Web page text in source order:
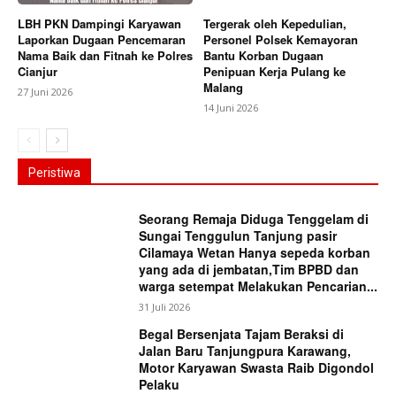
LBH PKN Dampingi Karyawan
Laporkan Dugaan Pencemaran
Nama Baik dan Fitnah ke Polres
Cianjur
27 Juni 2026
Tergerak oleh Kepedulian,
Personel Polsek Kemayoran
Bantu Korban Dugaan
Penipuan Kerja Pulang ke
Malang
14 Juni 2026
Peristiwa
Seorang Remaja Diduga Tenggelam di
Sungai Tenggulun Tanjung pasir
Cilamaya Wetan Hanya sepeda korban
yang ada di jembatan,Tim BPBD dan
warga setempat Melakukan Pencarian...
31 Juli 2026
Begal Bersenjata Tajam Beraksi di
Jalan Baru Tanjungpura Karawang,
Motor Karyawan Swasta Raib Digondol
Pelaku